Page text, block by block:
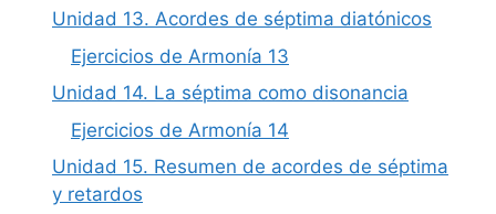
Unidad 13. Acordes de séptima diatónicos
Ejercicios de Armonía 13
Unidad 14. La séptima como disonancia
Ejercicios de Armonía 14
Unidad 15. Resumen de acordes de séptima
y retardos